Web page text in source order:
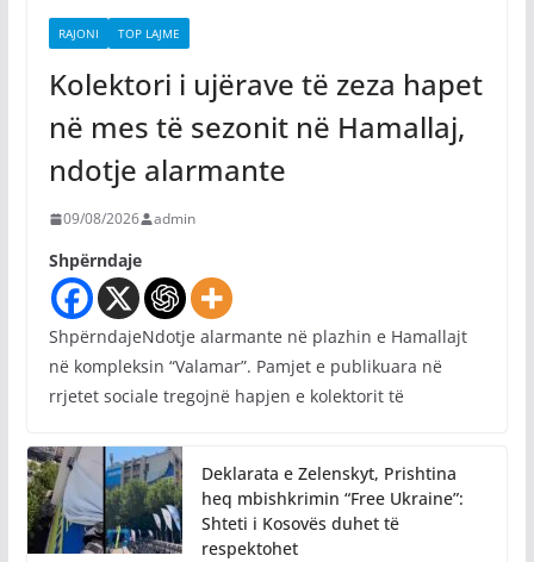
RAJONI TOP LAJME
Kolektori i ujërave të zeza hapet
në mes të sezonit në Hamallaj,
ndotje alarmante
09/08/2026 admin
Shpërndaje
ShpërndajeNdotje alarmante në plazhin e Hamallajt
në kompleksin “Valamar”. Pamjet e publikuara në
rrjetet sociale tregojnë hapjen e kolektorit të
Deklarata e Zelenskyt, Prishtina
heq mbishkrimin “Free Ukraine”:
Shteti i Kosovës duhet të
respektohet